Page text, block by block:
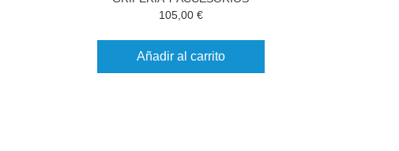
105,00 €
Añadir al carrito